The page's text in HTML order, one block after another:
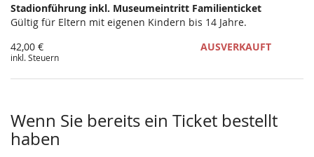
Stadionführung inkl. Museumeintritt Familienticket
Gültig für Eltern mit eigenen Kindern bis 14 Jahre.
42,00 €
inkl. Steuern
AUSVERKAUFT
Wenn Sie bereits ein Ticket bestellt
haben